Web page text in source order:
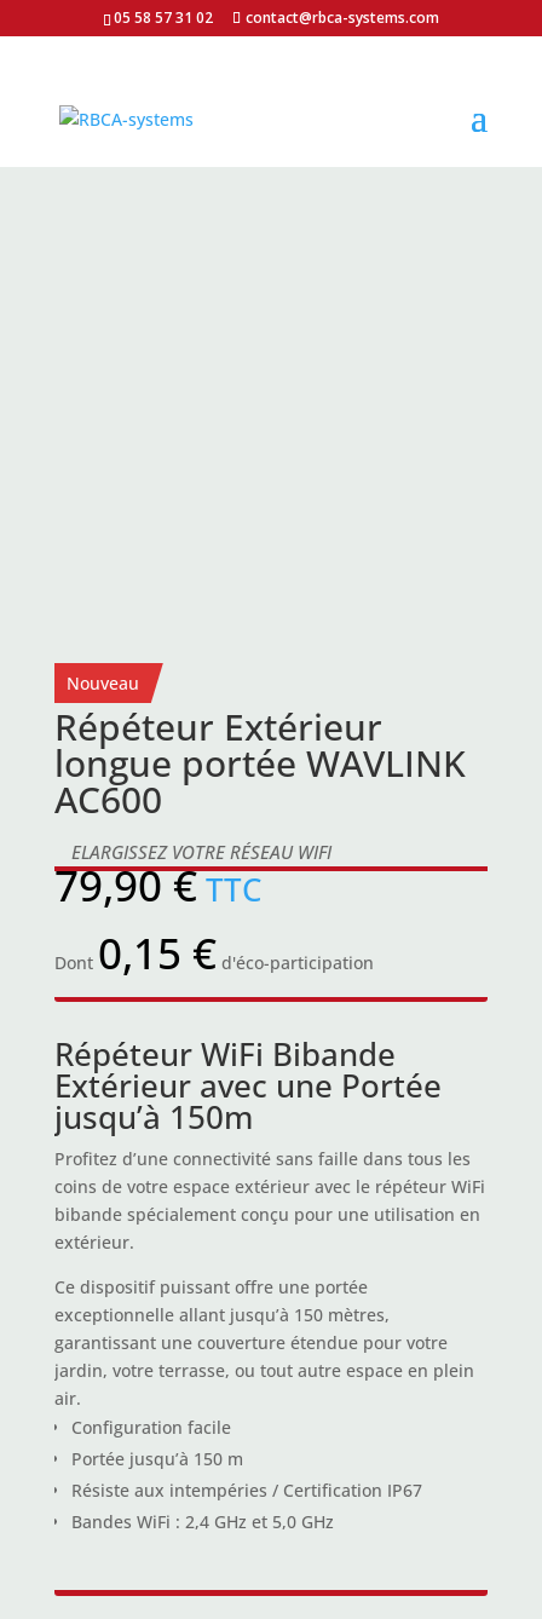
05 58 57 31 02 contact@rbca-systems.com
Nouveau
Répéteur Extérieur
longue portée WAVLINK
AC600
ELARGISSEZ VOTRE RÉSEAU WIFI
79,90€ TTC
Dont 0,15 € d'éco-participation
Répéteur WiFi Bibande
Extérieur avec une Portée
jusqu’à 150m
Profitez d’une connectivité sans faille dans tous les
coins de votre espace extérieur avec le répéteur WiFi
bibande spécialement conçu pour une utilisation en
extérieur.
Ce dispositif puissant offre une portée
exceptionnelle allant jusqu’à 150 mètres,
garantissant une couverture étendue pour votre
jardin, votre terrasse, ou tout autre espace en plein
air.
Configuration facile
Portée jusqu’à 150 m
Résiste aux intempéries / Certification IP67
Bandes WiFi : 2,4 GHz et 5,0 GHz